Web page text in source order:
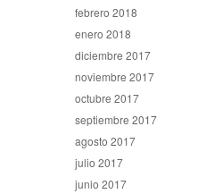
febrero 2018
enero 2018
diciembre 2017
noviembre 2017
octubre 2017
septiembre 2017
agosto 2017
julio 2017
junio 2017